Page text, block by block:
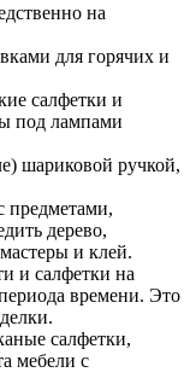
на
для горячих и
салфетки и
под лампами
шариковой ручкой,
предметами,
дерево,
и клей.
и салфетки на
времени. Это
салфетки,
мебели с